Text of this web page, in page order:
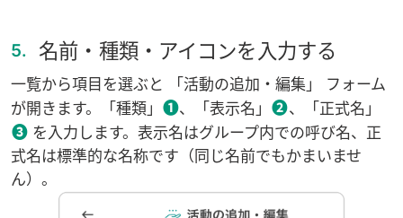
5. 名前・種類・アイコンを入力する
一覧から項目を選ぶと 「活動の追加・編集」 フォーム
が開きます。「種類」 ❶、「表示名」 ❷、「正式名」
❸ を入力します。表示名はグループ内での呼び名、正
式名は標準的な名称です（同じ名前でもかまいませ
ん）。